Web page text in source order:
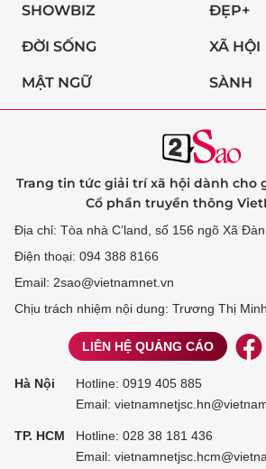
SHOWBIZ ĐẸP+
ĐỜI SỐNG XÃ HỘI
MẬT NGỮ SÀNH
Trang tin tức giải trí xã hội dành cho
Cổ phần truyền thông
Địa chỉ: Tòa nhà C’land, số 156 ngõ Xã
Điện thoại: 094 388 8166
Email: 2sao@vietnamnet.vn
Chịu trách nhiệm nội dung: Trương Thị
LIÊN HỆ QUẢNG CÁO
Hà Nội Hotline: 0919 405 885
Email:
TP. HCM Hotline: 028 38 181 436
Email: